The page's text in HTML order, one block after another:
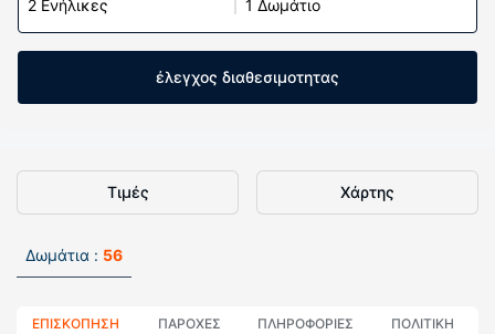
2 Ενήλικες 1 Δωμάτιο
έλεγχος διαθεσιμοτητας
Τιμές Χάρτης
Δωμάτια : 56
ΕΠΙΣΚΌΠΗΣΗ
ΠΑΡΟΧΕΣ
ΠΛΗΡΟΦΟΡΊΕΣ
ΠΟΛΙΤΙΚΗ